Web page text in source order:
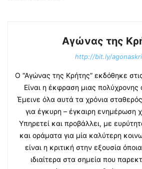
Αγώνας της
http://bit.ly/
Ο “Αγώνας της Κρήτης” εκδόθηκε
Είναι η έκφραση μιας πολύχρονης
Έμεινε όλα αυτά τα χρόνια
για έγκυρη – έγκαιρη ενημέρωση
Υπηρετεί και προβάλλει, με
και οράματα για μία καλύτερη
είναι η κριτική στην εξουσία
ιδιαίτερα στα σημεία που